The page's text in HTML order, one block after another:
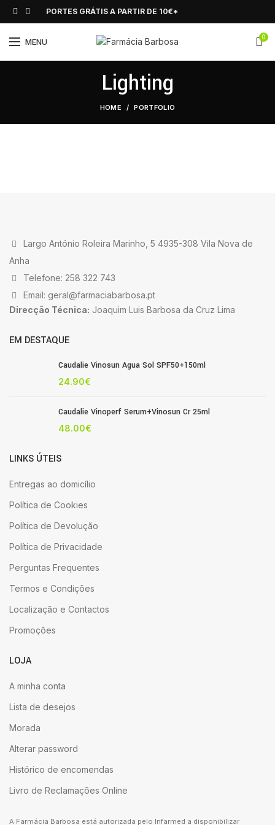
PORTES GRÁTIS A PARTIR DE 10€*
MENU 0
Lighting
HOME PORTFOLIO
Largo António Roleira Marinho, 5 4935-308 Vila Nova de
Anha
Telefone: 258 322 743
Email: geral@farmaciabarbosa.pt
Direcção Técnica: Joaquim Luis Barbosa da Cruz Lima
EM DESTAQUE
Caudalie Vinosun Agua Sol SPF50+150ml
24.90€
Caudalie Vinoperf Serum+Vinosun Cr 25ml
48.00€
LINKS ÚTEIS
Entregas ao domicílio
Política de Cookies
Política de Devolução
Política de Privacidade
Perguntas Frequentes
Termos e Condições
Localização e Contactos
Promoções
LOJA
A minha conta
Lista de desejos
Morada
Alterar password
Histórico de encomendas
Livro de Reclamações Online
A Farmácia Barbosa está autorizada pelo Infarmed a disponibilizar